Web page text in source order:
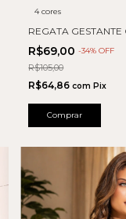
4 cores
REGATA
R$69,00-34% OFF
R$105,00
R$64,86com Pix
Comprar